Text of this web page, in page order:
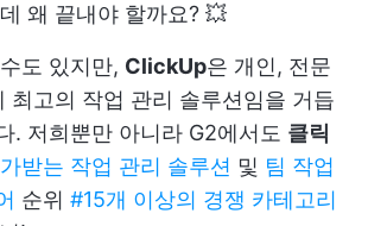
왜 끝내야 할까요? 💥
도 있지만, ClickUp은 개인, 전문
최고의 작업 관리 솔루션임을 거듭
. 저희뿐만 아니라 G2에서도 클릭
받는 작업 관리 솔루션 및 팀 작업
순위 #15개 이상의 경쟁 카테고리